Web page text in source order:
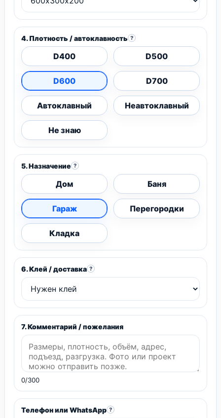
4. Плотность / автоклавность ?
D400 D500
D600 D700
Автоклавный Неавтоклавный
Не знаю
5. Назначение ?
Дом Баня
Гараж Перегородки
Кладка
6. Клей / доставка ?
7. Комментарий / пожелания
0/300
Телефон или WhatsApp ?